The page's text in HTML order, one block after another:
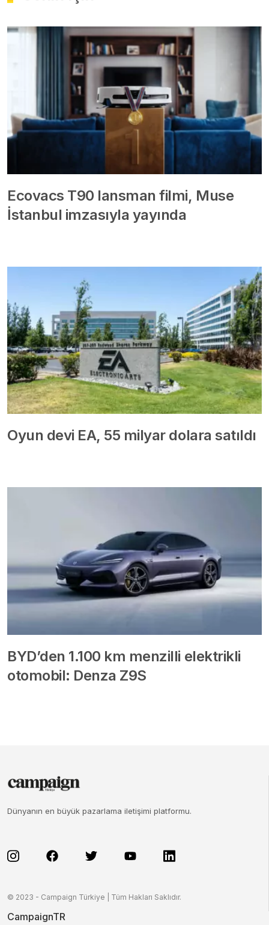
Ecovacs T90 lansman filmi, Muse
İstanbul imzasıyla yayında
Oyun devi EA, 55 milyar dolara satıldı
BYD’den 1.100 km menzilli elektrikli
otomobil: Denza Z9S
Dünyanın en büyük pazarlama iletişimi platformu.
© 2023 - Campaign Türkiye | Tüm Hakları Saklıdır.
CampaignTR